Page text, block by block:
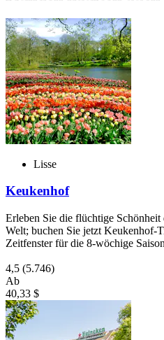
Lisse
Keukenhof
Erleben Sie die flüchtige
Welt; buchen Sie jetzt Keukenhof-
Zeitfenster für die 8-wöchige
4,5 (5.746)
Ab
40,33 $